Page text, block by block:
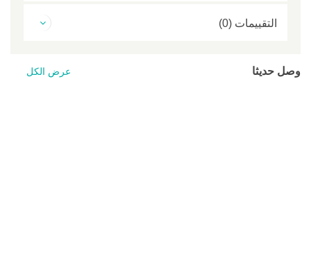
التقييمات (0)
وصل حديثا عرض الكل